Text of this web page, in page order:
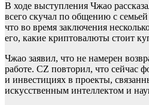
В ходе выступления Чжао
всего скучал по общению с
что во время заключения
его, какие криптовалюты стоит
Чжао заявил, что не намерен
работе. CZ повторил, что сейчас
и инвестициях в проекты,
искусственным интеллектом и